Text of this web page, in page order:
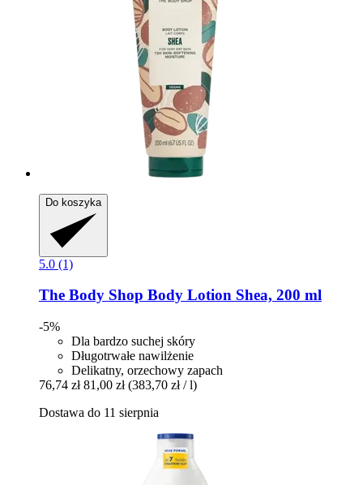
Do koszyka
5.0 (1)
The Body Shop Body Lotion Shea, 200 ml
-5%
Dla bardzo suchej skóry
Długotrwałe nawilżenie
Delikatny, orzechowy zapach
76,74 zł 81,00 zł (383,70 zł / l)
Dostawa do 11 sierpnia